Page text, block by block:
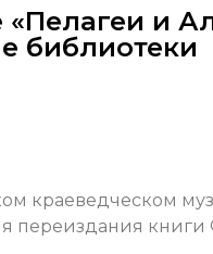
и
библиотеки
краеведческом
переиздания